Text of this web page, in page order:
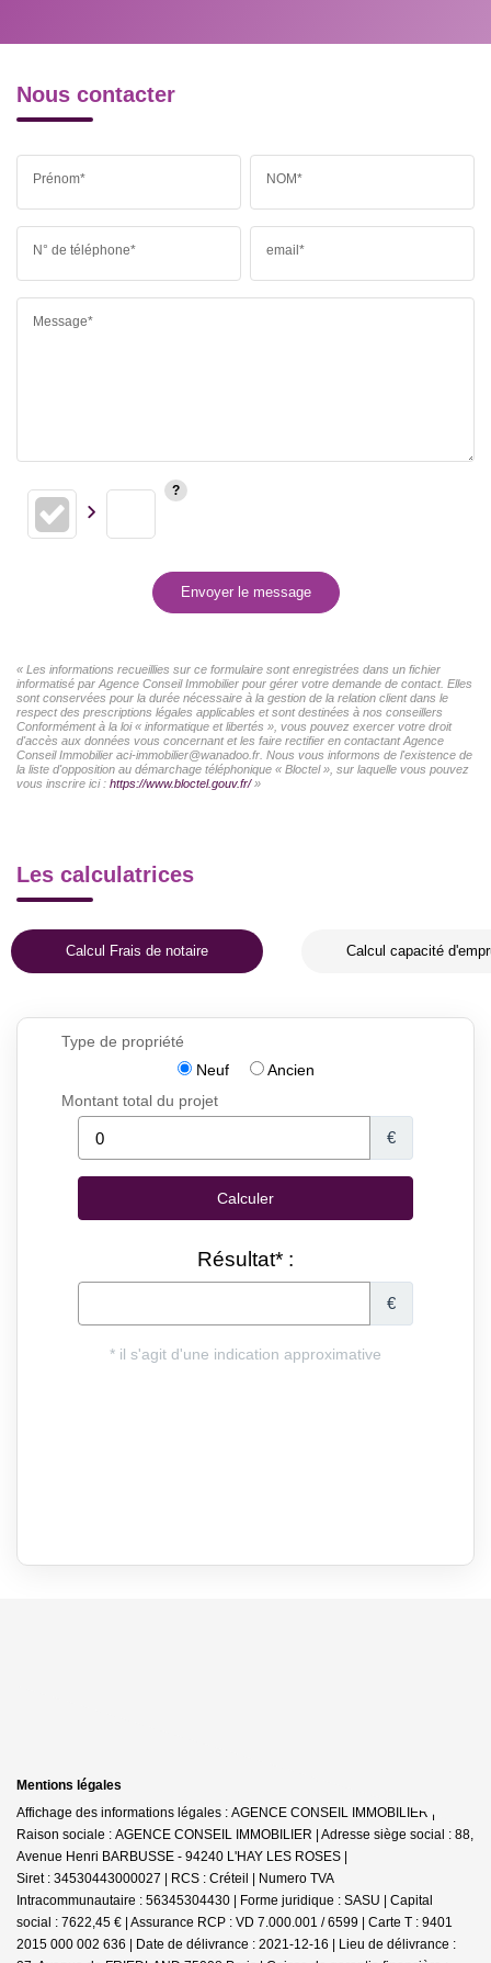
Nous contacter
Prénom* NOM*
N° de téléphone* email*
Message*
Envoyer le message
« Les informations recueillies sur ce formulaire sont enregistrées dans un fichier
informatisé par Agence Conseil Immobilier pour gérer votre demande de contact. Elles
sont conservées pour la durée nécessaire à la gestion de la relation client dans le
respect des prescriptions légales applicables et sont destinées à nos conseillers
Conformément à la loi « informatique et libertés », vous pouvez exercer votre droit
d'accès aux données vous concernant et les faire rectifier en contactant Agence
Conseil Immobilier aci-immobilier@wanadoo.fr. Nous vous informons de l'existence de
la liste d'opposition au démarchage téléphonique « Bloctel », sur laquelle vous pouvez
vous inscrire ici : https://www.bloctel.gouv.fr/»
Les calculatrices
Calcul Frais de notaire Calcul capacité
Mentions légales
Affichage des informations légales : AGENCE CONSEIL IMMOBILIER |
Raison sociale : AGENCE CONSEIL IMMOBILIER | Adresse siège social : 88,
Avenue Henri BARBUSSE - 94240 L'HAY LES ROSES |
Siret : 34530443000027 | RCS : Créteil | Numero TVA
Intracommunautaire : 56345304430 | Forme juridique : SASU | Capital
social : 7622,45 € | Assurance RCP : VD 7.000.001 / 6599 | Carte T : 9401
2015 000 002 636 | Date de délivrance : 2021-12-16 | Lieu de délivrance :